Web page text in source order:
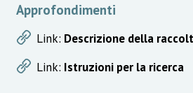
Approfondimenti
Link: Descrizione della
Link: Istruzioni per la ricerca